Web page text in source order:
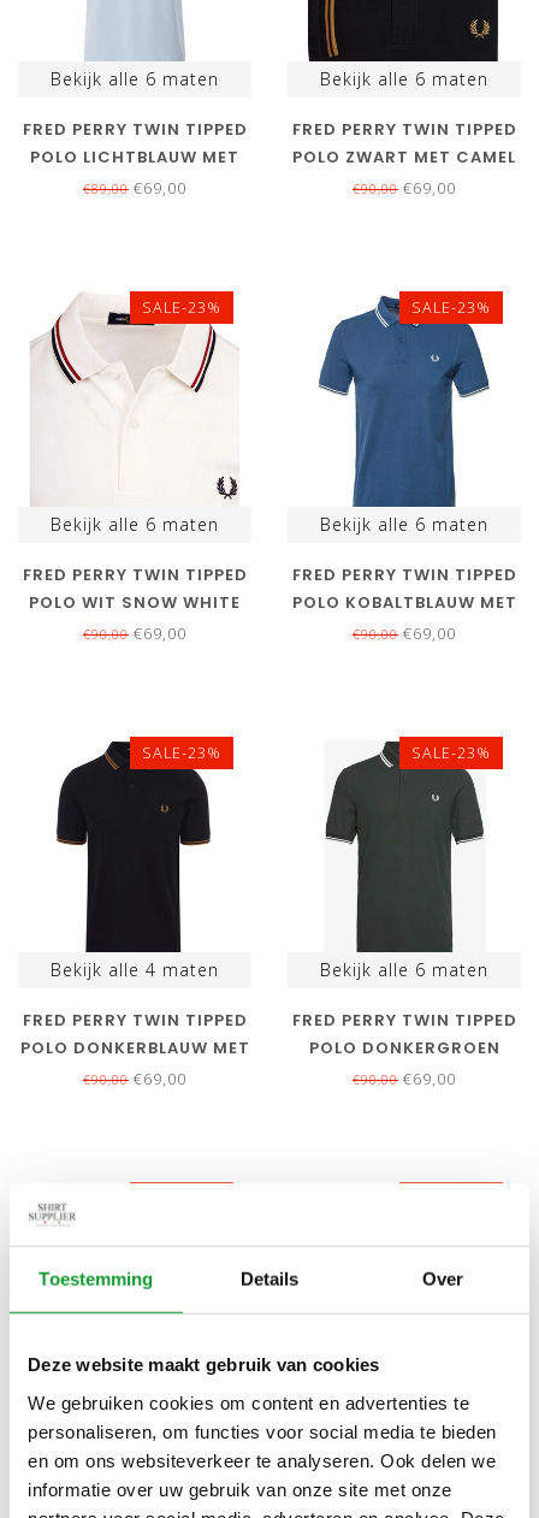
Toestemming Details Over
Deze website maakt gebruik van cookies
We gebruiken cookies om content en advertenties te
personaliseren, om functies voor social media te bieden
en om ons websiteverkeer te analyseren. Ook delen we
informatie over uw gebruik van onze site met onze
Bekijk alle 6 maten
FRED PERRY TWIN TIPPED
POLO LICHTBLAUW MET
GRIJS LOGO
€89,00 €69,00
Bekijk alle 6 maten
FRED PERRY TWIN TIPPED
POLO ZWART MET CAMEL
BRUIN LOGO
€90,00 €69,00
SALE-23%
Bekijk alle 6 maten
FRED PERRY TWIN TIPPED
POLO WIT SNOW WHITE
€90,00 €69,00
SALE-23%
Bekijk alle 6 maten
FRED PERRY TWIN TIPPED
POLO KOBALTBLAUW MET
LICHTBLAUW LOGO
€90,00 €69,00
SALE-23%
Bekijk alle 4 maten
FRED PERRY TWIN TIPPED
POLO DONKERBLAUW MET
CAMEL BRUIN LOGO
€90,00 €69,00
SALE-23%
Bekijk alle 6 maten
FRED PERRY TWIN TIPPED
POLO DONKERGROEN
€90,00 €69,00
Bekijk alle 6maten
FRED PERRY TWIN TIPPED
POLO LICHTBLAUW MET
Bekijk alle6maten
FRED PERRY PLAIN POLO
LICHTBLAUW MET BLAUW